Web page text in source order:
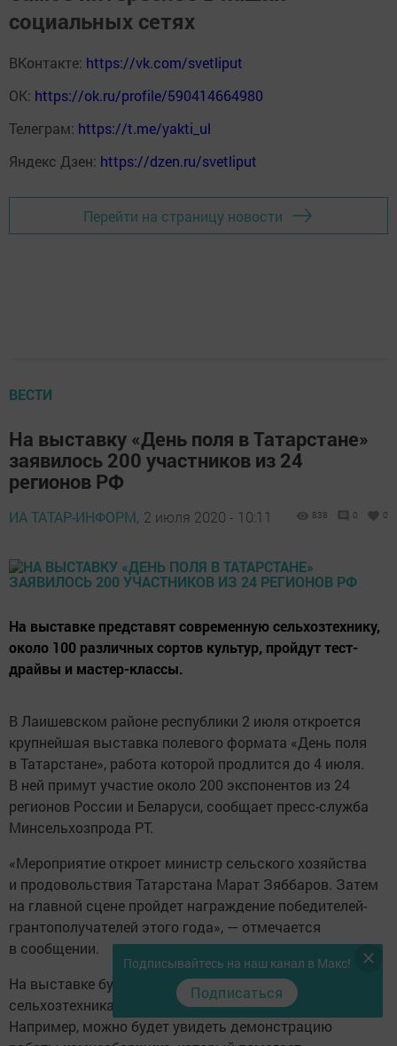
социальных сетях
ВКонтакте: https://vk.com/svetliput
ОК: https://ok.ru/profile/590414664980
Телеграм: https://t.me/yakti_ul
Яндекс Дзен: https://dzen.ru/svetliput
Перейти на страницу новости
ВЕСТИ
На выставку «День поля в Татарстане»
заявилось 200 участников из 24
регионов РФ
ИА ТАТАР-ИНФОРМ, 2 июля 2020 - 10:11 838 0 0
На выставке представят современную сельхозтехнику,
около 100 различных сортов культур, пройдут тест-
драйвы и мастер-классы.
В Лаишевском районе республики 2 июля откроется
крупнейшая выставка полевого формата «День поля
в Татарстане», работа которой продлится до 4 июля.
В ней примут участие около 200 экспонентов из 24
регионов России и Беларуси, сообщает пресс-служба
Минсельхозпрода РТ.
«Мероприятие откроет министр сельского хозяйства
и продовольствия Татарстана Марат Зяббаров. Затем
на главной сцене пройдет награждение победителей-
грантополучателей этого года», — отмечается
в сообщении.
На выставке будет продемонстрирована современная
сельхозтехника, пройдут тест-драйвы и демопоказы.
Например, можно будет увидеть демонстрацию
Подписывайтесь на наш канал в Макс!
Подписаться